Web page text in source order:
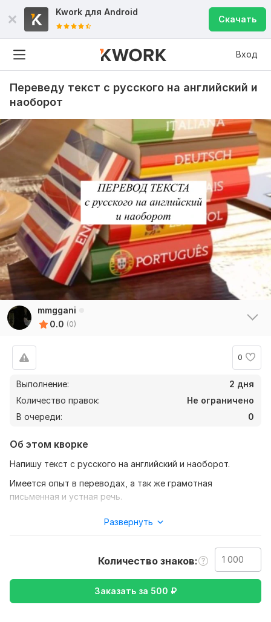
Kwork для Android
Скачать
Вход
Переведу текст с русского на английский и
наоборот
mmggani
0.0 (0)
0
Выполнение:
2 дня
Количество правок:
Не ограничено
В очереди:
0
Об этом кворке
Напишу текст с русского на английский и наоборот.
Имеется опыт в переводах, а так же грамотная
письменная и устная речь.
Чтобы выполнить ваш заказ, мне потребуется от вас
текст ( желательно в формате документа ), а так же
Развернуть
Количество знаков
Заказать за 500 ₽